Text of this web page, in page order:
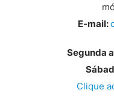
E-mail:
Segunda
Clique